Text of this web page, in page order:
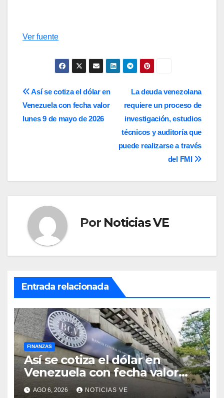
Ver fuente
Navegación
de
La deuda venezolana
requiere un proceso de
investigación, estudios
técnicos y auditoría que
puede realizarse a través
del FMI
Así se cotiza el dólar en
Venezuela con fecha valor
lunes 9 de mayo de 2026
Por Noticias VE
Entrada relacionada
FINANZAS
Así se cotiza el dólar en
Venezuela con fecha valor
viernes 7 de agosto de 2026
AGO 6, 2026 NOTICIAS VE